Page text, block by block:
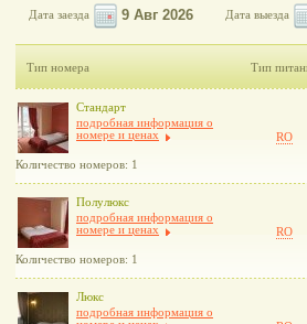
Дата заезда Дата выезда
Тип номера Тип
Стандарт
подробная информация о
номере и ценах
Количество номеров: 1
RO
Полулюкс
подробная информация о
номере и ценах
Количество номеров: 1
RO
Люкс
подробная информация о